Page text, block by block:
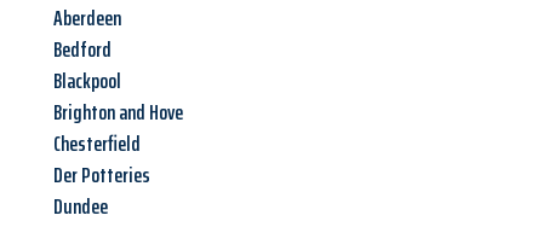
Aberdeen
Bedford
Blackpool
Brighton and Hove
Chesterfield
Der Potteries
Dundee